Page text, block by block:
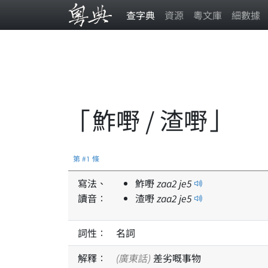
查字典 資源 粵文庫 細數據
「鮓嘢 / 渣嘢」
第 #1 條
寫法、
讀音：
鮓嘢zaa2je5
渣嘢zaa2je5
詞性：
名詞
解釋：
(廣東話) 差劣嘅事物